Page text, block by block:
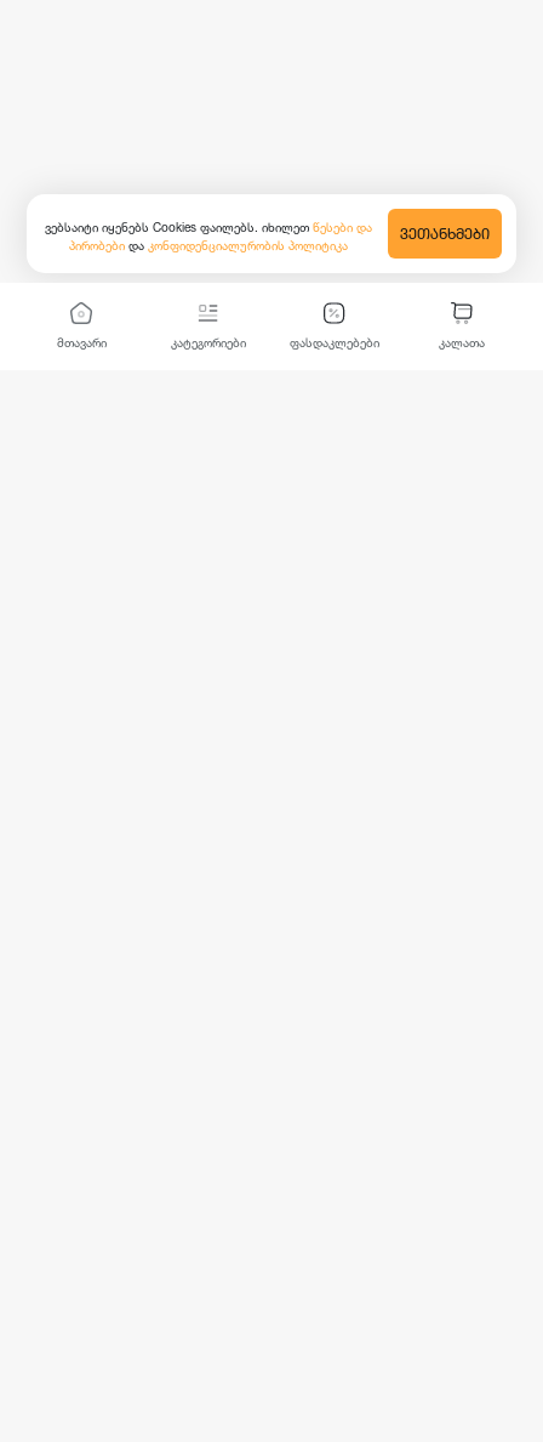
მთავარი კატეგორიები ფასდაკლებები კალათა
ვებსაიტი იყენებს Cookies ფაილებს. იხილეთ წესები და
პირობები და კონფიდენციალურობის პოლიტიკა
ᲕᲔᲗᲐᲜᲮᲛᲔᲑᲘ